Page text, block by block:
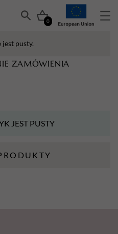
0
pusty.
ZAMÓWIENIA
JEST PUSTY